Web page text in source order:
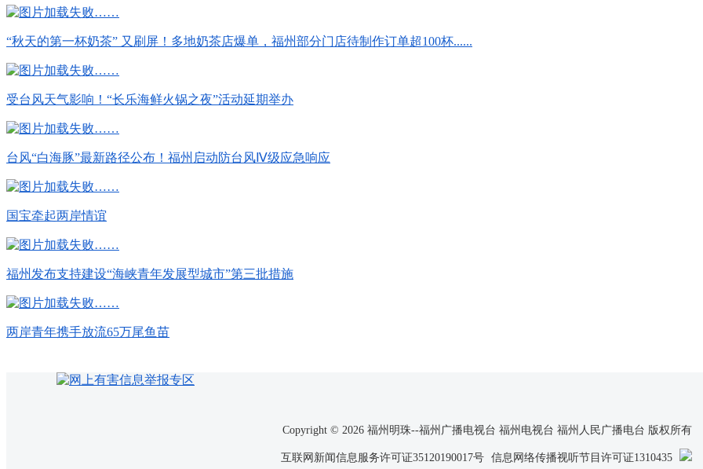
“秋天的第一杯奶茶” 又刷屏！多地奶茶店爆单，福州部分门店待制作订单超100杯......
受台风天气影响！“长乐海鲜火锅之夜”活动延期举办
台风“白海豚”最新路径公布！福州启动防台风Ⅳ级应急响应
国宝牵起两岸情谊
福州发布支持建设“海峡青年发展型城市”第三批措施
两岸青年携手放流65万尾鱼苗
Copyright © 2026 福州明珠--福州广播电视台 福州电视台 福州人民广播电台 版权所有
互联网新闻信息服务许可证35120190017号 信息网络传播视听节目许可证1310435